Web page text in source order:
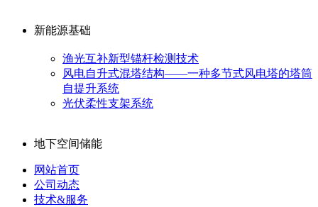
新能源基础
渔光互补新型锚杆检测技术
风电自升式混塔结构——一种多节式风电塔的塔筒
自提升系统
光伏柔性支架系统
地下空间储能
网站首页
公司动态
技术&服务